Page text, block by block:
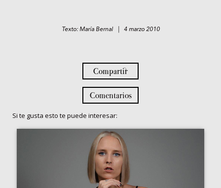
Texto: María Bernal | 4 marzo 2010
Compartir
Comentarios
Si te gusta esto te puede interesar: